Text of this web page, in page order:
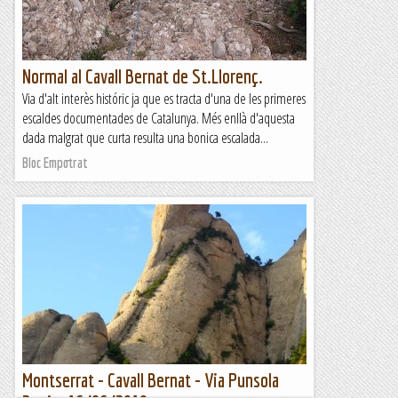
Benvinguts al Paradís
Normal al Cavall Bernat de St.Llorenç.
Via d'alt interès históric ja que es tracta d'una de les primeres
escaldes documentades de Catalunya. Més enllà d'aquesta
dada malgrat que curta resulta una bonica escalada...
Bloc Empotrat
Montserrat - Cavall Bernat - Via Punsola